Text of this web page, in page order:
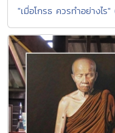
"เมื่อโกรธ ควรทำอย่างไ